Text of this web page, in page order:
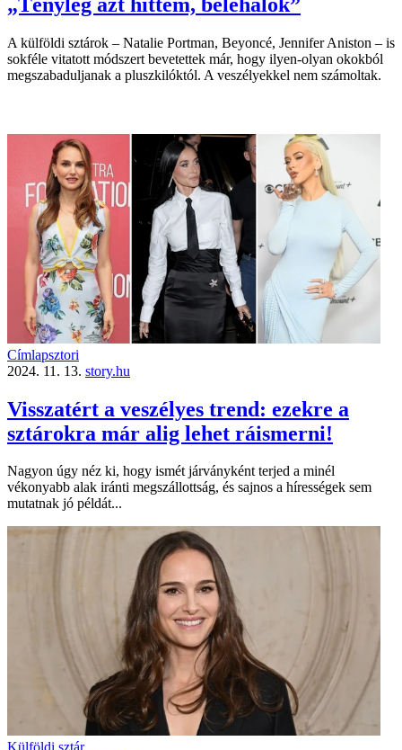
A külföldi sztárok – Natalie Portman, Beyoncé, Jennifer Aniston – is
sokféle vitatott módszert bevetettek már, hogy ilyen-olyan okokból
megszabaduljanak a pluszkilóktól. A veszélyekkel nem számoltak.
Címlapsztori
2024. 11. 13. story.hu
Visszatért a veszélyes trend: ezekre a
sztárokra már alig lehet ráismerni!
Nagyon úgy néz ki, hogy ismét járványként terjed a minél
vékonyabb alak iránti megszállottság, és sajnos a hírességek sem
mutatnak jó példát...